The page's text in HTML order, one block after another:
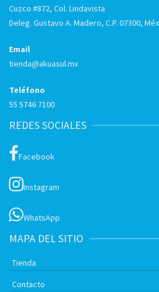
Cuzco #872, Col. Lindavista
Deleg. Gustavo A. Madero, C.P. 07300,
Email
tienda@akuasul.mx
Teléfono
55 5746 7100
REDES SOCIALES
Facebook
Instagram
WhatsApp
MAPA DEL SITIO
Tienda
Contacto